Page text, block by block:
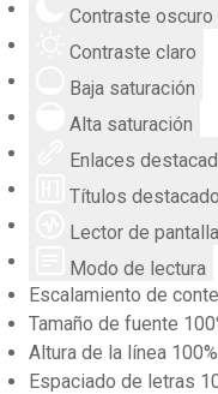
Contraste oscuro
Contraste claro
Baja saturación
Alta saturación
Enlaces
Títulos
Lector de pantalla
Modo de lectura
Escalamiento de
Tamaño de fuente 100
Altura de la línea 100%
Espaciado de letras